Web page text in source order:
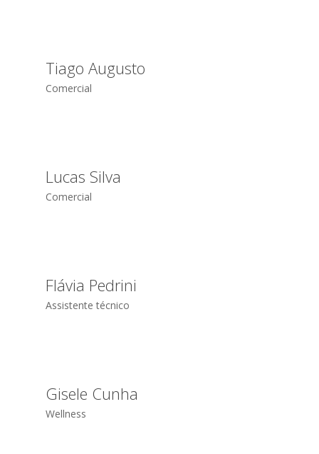
Tiago Augusto
Comercial
Lucas Silva
Comercial
Flávia Pedrini
Assistente técnico
Gisele Cunha
Wellness